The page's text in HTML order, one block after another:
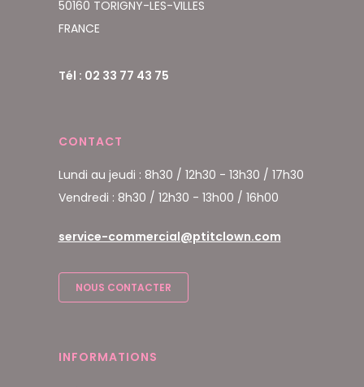
50160 TORIGNY-LES-VILLES
FRANCE
Tél : 02 33 77 43 75
CONTACT
Lundi au jeudi : 8h30 / 12h30 - 13h30 / 17h30
Vendredi : 8h30 / 12h30 - 13h00 / 16h00
service-commercial@ptitclown.com
NOUS CONTACTER
INFORMATIONS